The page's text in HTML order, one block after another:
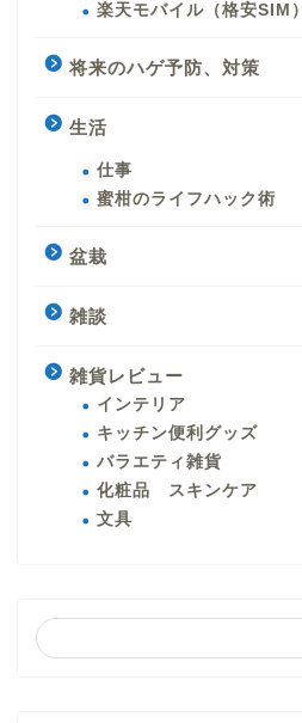
楽天モバイル（格安SIM）
将来のハゲ予防、対策
生活
仕事
蜜柑のライフハック術
盆栽
雑談
雑貨レビュー
インテリア
キッチン便利グッズ
バラエティ雑貨
化粧品 スキンケア
文具